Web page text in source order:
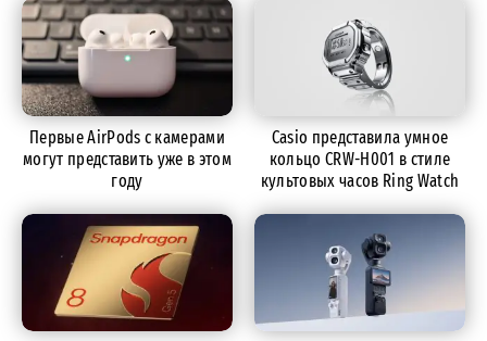
Первые AirPods с камерами
могут представить уже в этом
году
Casio представила умное
кольцо CRW-H001 в стиле
культовых часов Ring Watch